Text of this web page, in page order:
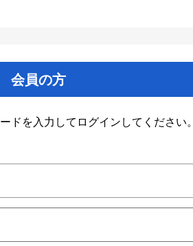
会員の方
ドを入力してログインしてください。